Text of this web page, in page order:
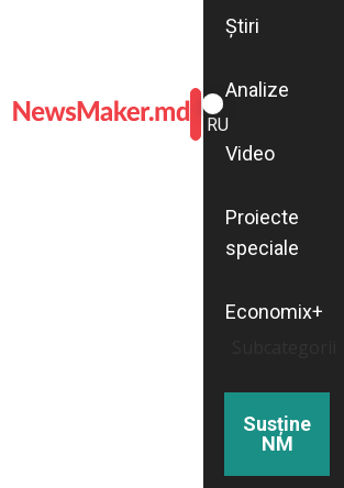
ROMÂNĂ
RU
Știri
Analize
Video
Proiecte
speciale
Economix+
Susține
NM